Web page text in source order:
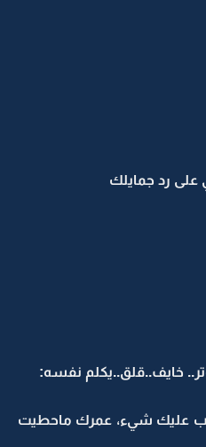
على رد جمايلك
خايف..قلق..يكلم نفسه:
عليك شيء، عمرك ماحطيت